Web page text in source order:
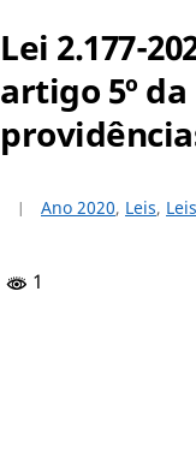
Lei 2.177-
artigo 5º da
Ano 2020, Leis,
1